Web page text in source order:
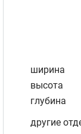
ширина
высота
глубина
другие